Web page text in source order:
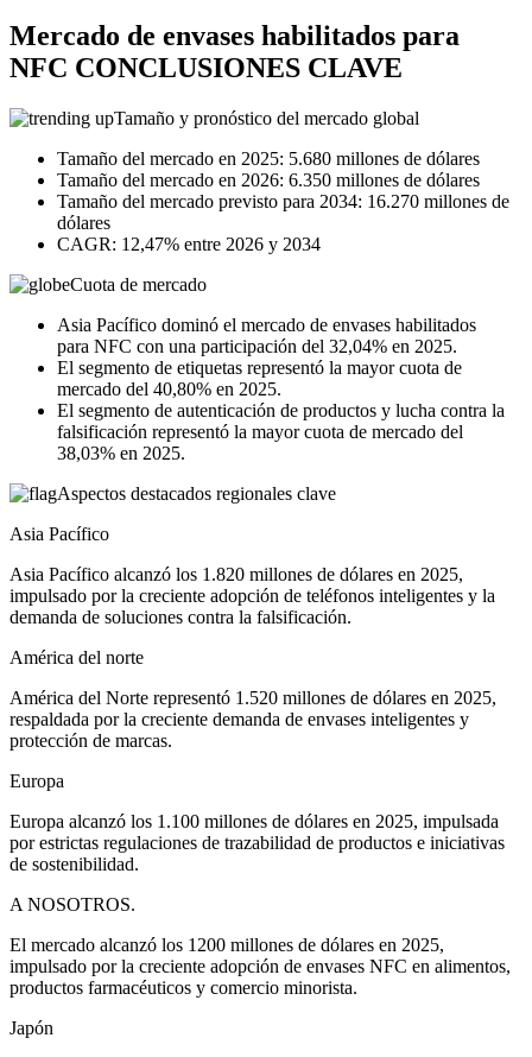
Mercado de envases habilitados para
NFC CONCLUSIONES CLAVE
Tamaño y pronóstico del mercado global
Tamaño del mercado en 2025: 5.680 millones de dólares
Tamaño del mercado en 2026: 6.350 millones de dólares
Tamaño del mercado previsto para 2034: 16.270 millones de
dólares
CAGR: 12,47% entre 2026 y 2034
Cuota de mercado
Asia Pacífico dominó el mercado de envases habilitados
para NFC con una participación del 32,04% en 2025.
El segmento de etiquetas representó la mayor cuota de
mercado del 40,80% en 2025.
El segmento de autenticación de productos y lucha contra la
falsificación representó la mayor cuota de mercado del
38,03% en 2025.
Aspectos destacados regionales clave
Asia Pacífico
Asia Pacífico alcanzó los 1.820 millones de dólares en 2025,
impulsado por la creciente adopción de teléfonos inteligentes y la
demanda de soluciones contra la falsificación.
América del norte
América del Norte representó 1.520 millones de dólares en 2025,
respaldada por la creciente demanda de envases inteligentes y
protección de marcas.
Europa
Europa alcanzó los 1.100 millones de dólares en 2025, impulsada
por estrictas regulaciones de trazabilidad de productos e iniciativas
de sostenibilidad.
A NOSOTROS.
El mercado alcanzó los 1200 millones de dólares en 2025,
impulsado por la creciente adopción de envases NFC en alimentos,
productos farmacéuticos y comercio minorista.
Japón